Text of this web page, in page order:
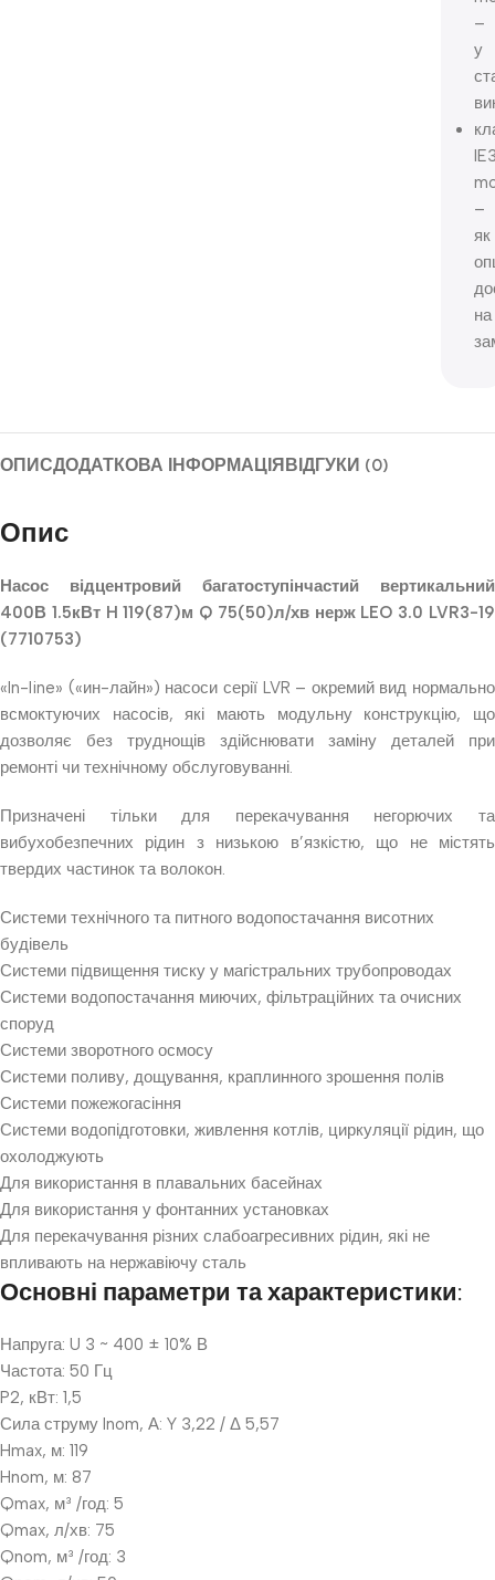
–
у
–
як
на
ОПИСДОДАТКОВА ІНФОРМАЦІЯВІДГУКИ (0)
Опис
Насос відцентровий багатоступінчастий вертикальний
400В 1.5кВт H 119(87)м Q 75(50)л/хв нерж LEO 3.0 LVR3-19
(7710753)
«In-line» («ин-лайн») насоси серії LVR – окремий вид нормально
всмоктуючих насосів, які мають модульну конструкцію, що
дозволяє без труднощів здійснювати заміну деталей при
ремонті чи технічному обслуговуванні.
Призначені тільки для перекачування негорючих та
вибухобезпечних рідин з низькою в’язкістю, що не містять
твердих частинок та волокон.
Системи технічного та питного водопостачання висотних
будівель
Системи підвищення тиску у магістральних трубопроводах
Системи водопостачання миючих, фільтраційних та очисних
споруд
Системи зворотного осмосу
Системи поливу, дощування, краплинного зрошення полів
Системи пожежогасіння
Системи водопідготовки, живлення котлів, циркуляції рідин, що
охолоджують
Для використання в плавальних басейнах
Для використання у фонтанних установках
Для перекачування різних слабоагресивних рідин, які не
впливають на нержавіючу сталь
Основні параметри та характеристики:
Напруга: U 3 ~ 400 ± 10% В
Частота: 50 Гц
P2, кВт: 1,5
Сила струму Inom, А: Y 3,22 / Δ 5,57
Hmax, м: 119
Hnom, м: 87
Qmax, м³ /год: 5
Qmax, л/хв: 75
Qnom, м³ /год: 3